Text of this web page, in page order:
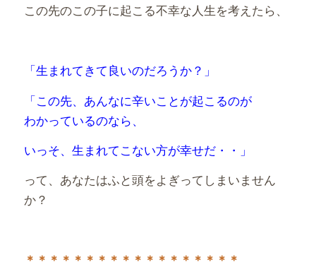
この先のこの子に起こる不幸な人生を考えたら、
「生まれてきて良いのだろうか？」
「この先、あんなに辛いことが起こるのが
わかっているのなら、
いっそ、生まれてこない方が幸せだ・・」
って、あなたはふと頭をよぎってしまいません
か？
＊＊＊＊＊＊＊＊＊＊＊＊＊＊＊＊＊＊